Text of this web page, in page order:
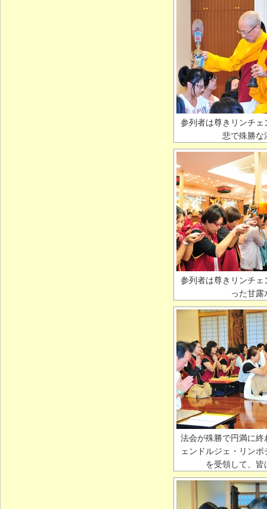
参列者は尊きリンチ
悲で殊勝な
参列者は尊きリンチ
った甘
法会が殊勝で円満に
ェンドルジェ・リン
を受領して、